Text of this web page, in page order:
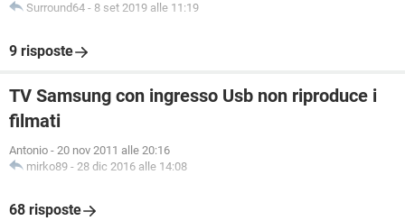
Surround64 - 8 set 2019 alle 11:19
9 risposte
TV Samsung con ingresso Usb non riproduce i
filmati
Antonio - 20 nov 2011 alle 20:16
mirko89 - 28 dic 2016 alle 14:08
68 risposte